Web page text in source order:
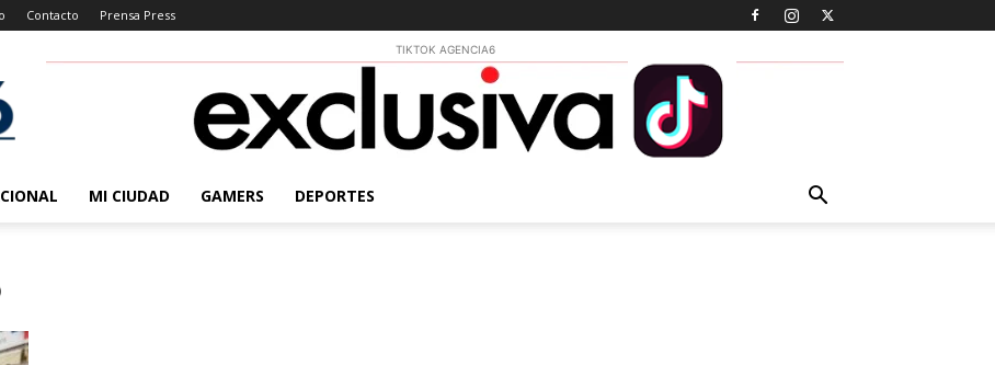
Contacto Prensa Press
TIKTOK AGENCIA6
MI CIUDAD GAMERS DEPORTES